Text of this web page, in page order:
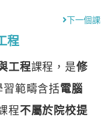
下一個
程
工程課程，是修
習範疇含括電腦
程不屬於院校提